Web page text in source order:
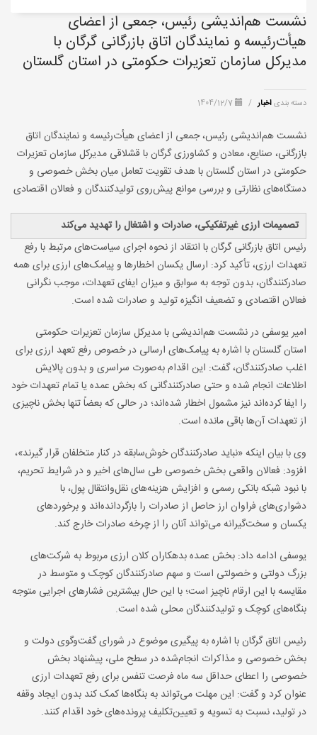
نشست هم‌اندیشی رئیس، جمعی از اعضای
هیأت‌رئیسه و نمایندگان اتاق بازرگانی گرگان با
مدیرکل سازمان تعزیرات حکومتی در استان گلستان
دسته بندیاخبار /
نشست هم‌اندیشی رئیس، جمعی از اعضای هیأت‌رئیسه و نمایندگان اتاق
بازرگانی، صنایع، معادن و کشاورزی گرگان با قشلاقی مدیرکل سازمان تعزیرات
حکومتی در استان گلستان با هدف تقویت تعامل میان بخش خصوصی و
دستگاه‌های نظارتی و بررسی موانع پیش‌روی تولیدکنندگان و فعالان اقتصادی
تصمیمات ارزی غیرتفکیکی، صادرات و اشتغال را تهدید می‌کند
رئیس اتاق بازرگانی گرگان با انتقاد از نحوه اجرای سیاست‌های مرتبط با رفع
تعهدات ارزی، تأکید کرد: ارسال یکسان اخطارها و پیامک‌های ارزی برای همه
صادرکنندگان، بدون توجه به سوابق و میزان ایفای تعهدات، موجب نگرانی
فعالان اقتصادی و تضعیف انگیزه تولید و صادرات شده است.
امیر یوسفی در نشست هم‌اندیشی با مدیرکل سازمان تعزیرات حکومتی
استان گلستان با اشاره به پیامک‌های ارسالی در خصوص رفع تعهد ارزی برای
اغلب صادرکنندگان، گفت: این اقدام به‌صورت سراسری و بدون پالایش
اطلاعات انجام شده و حتی صادرکنندگانی که بخش عمده یا تمام تعهدات خود
را ایفا کرده‌اند نیز مشمول اخطار شده‌اند؛ در حالی که بعضاً تنها بخش ناچیزی
از تعهدات آن‌ها باقی مانده است.
وی با بیان اینکه «نباید صادرکنندگان خوش‌سابقه در کنار متخلفان قرار گیرند»،
افزود: فعالان واقعی بخش خصوصی طی سال‌های اخیر و در شرایط تحریم،
با نبود شبکه بانکی رسمی و افزایش هزینه‌های نقل‌وانتقال پول، با
دشواری‌های فراوان ارز حاصل از صادرات را بازگردانده‌اند و برخوردهای
یکسان و سخت‌گیرانه می‌تواند آنان را از چرخه صادرات خارج کند.
یوسفی ادامه داد: بخش عمده بدهکاران کلان ارزی مربوط به شرکت‌های
بزرگ دولتی و خصولتی است و سهم صادرکنندگان کوچک و متوسط در
مقایسه با این ارقام ناچیز است؛ با این حال بیشترین فشارهای اجرایی متوجه
بنگاه‌های کوچک و تولیدکنندگان محلی شده است.
رئیس اتاق گرگان با اشاره به پیگیری موضوع در شورای گفت‌وگوی دولت و
بخش خصوصی و مذاکرات انجام‌شده در سطح ملی، پیشنهاد بخش
خصوصی را اعطای حداقل سه ماه فرصت تنفس برای رفع تعهدات ارزی
عنوان کرد و گفت: این مهلت می‌تواند به بنگاه‌ها کمک کند بدون ایجاد وقفه
در تولید، نسبت به تسویه و تعیین‌تکلیف پرونده‌های خود اقدام کنند.